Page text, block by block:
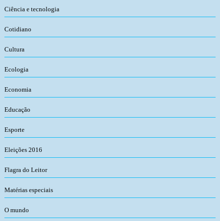
Ciência e tecnologia
Cotidiano
Cultura
Ecologia
Economia
Educação
Esporte
Eleições 2016
Flagra do Leitor
Matérias especiais
O mundo